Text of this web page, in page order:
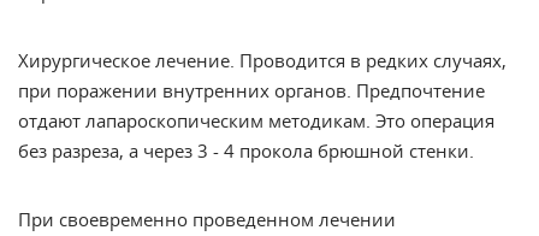
Хирургическое лечение. Проводится в редких случаях,
при поражении внутренних органов. Предпочтение
отдают лапароскопическим методикам. Это операция
без разреза, а через 3 - 4 прокола брюшной стенки.
При своевременно проведенном лечении